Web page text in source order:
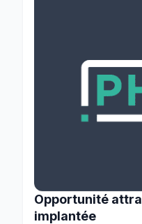
Opportunité
implantée